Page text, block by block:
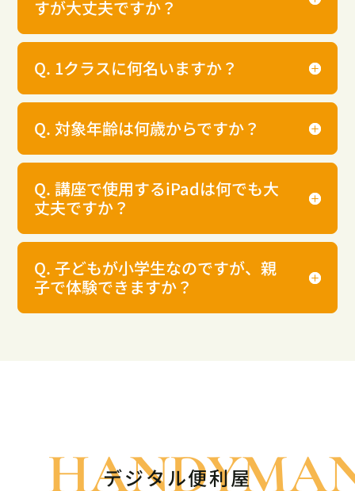
すが大丈夫ですか？
Q. 1クラスに何名いますか？
Q. 対象年齢は何歳からですか？
Q. 講座で使用するiPadは何でも大
丈夫ですか？
Q. 子どもが小学生なのですが、親
子で体験できますか？
デジタル便利屋